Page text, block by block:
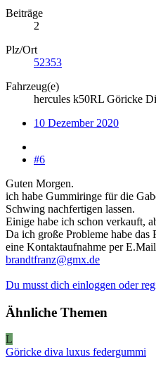
Beiträge
2
Plz/Ort
52353
Fahrzeug(e)
hercules k50RL Göricke
10 Dezember 2020
#6
Guten Morgen.
ich habe Gummiringe für die
Schwing nachfertigen lassen.
Einige habe ich schon verkauft,
Da ich große Probleme habe
eine Kontaktaufnahme per
brandtfranz@gmx.de
Du musst dich einloggen oder
Ähnliche Themen
L
Göricke diva luxus federgummi